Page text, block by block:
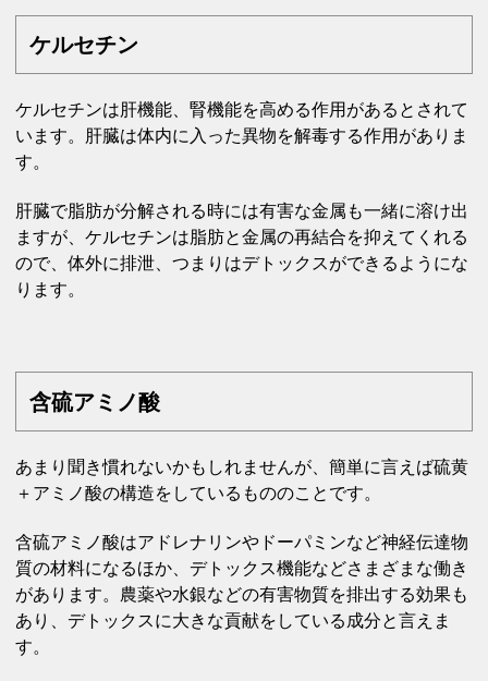
ケルセチン
ケルセチンは肝機能、腎機能を高める作用があるとされて
います。肝臓は体内に入った異物を解毒する作用がありま
す。
肝臓で脂肪が分解される時には有害な金属も一緒に溶け出
ますが、ケルセチンは脂肪と金属の再結合を抑えてくれる
ので、体外に排泄、つまりはデトックスができるようにな
ります。
含硫アミノ酸
あまり聞き慣れないかもしれませんが、簡単に言えば硫黄
＋アミノ酸の構造をしているもののことです。
含硫アミノ酸はアドレナリンやドーパミンなど神経伝達物
質の材料になるほか、デトックス機能などさまざまな働き
があります。農薬や水銀などの有害物質を排出する効果も
あり、デトックスに大きな貢献をしている成分と言えま
す。